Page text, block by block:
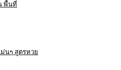
พื้นที่
นๆ สูตรหวย